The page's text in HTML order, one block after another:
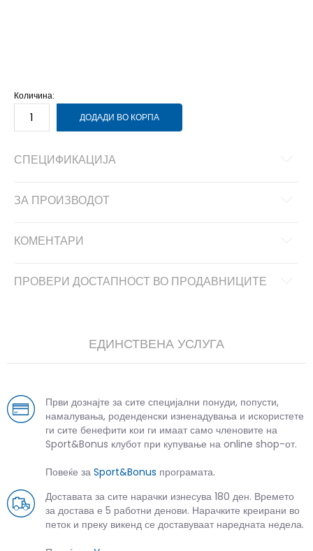
Количина:
ДОДАДИ ВО КОРПА
СПЕЦИФИКАЦИЈА
ЗА ПРОИЗВОДОТ
КОМЕНТАРИ
ПРОВЕРИ ДОСТАПНОСТ ВО ПРОДАВНИЦИТЕ
ЕДИНСТВЕНА УСЛУГА
Први дознајте за сите специјални понуди, попусти,
намалувања, роденденски изненадувања и искористете
ги сите бенефити кои ги имаат само членовите на
Sport&Bonus клубот при купување на online shop-от.
Повеќе за Sport&Bonus програмата.
Доставата за сите нарачки изнесува 180 ден. Времето
за достава е 5 работни денови. Нарачките креирани во
петок и преку викенд се доставуваат наредната недела.